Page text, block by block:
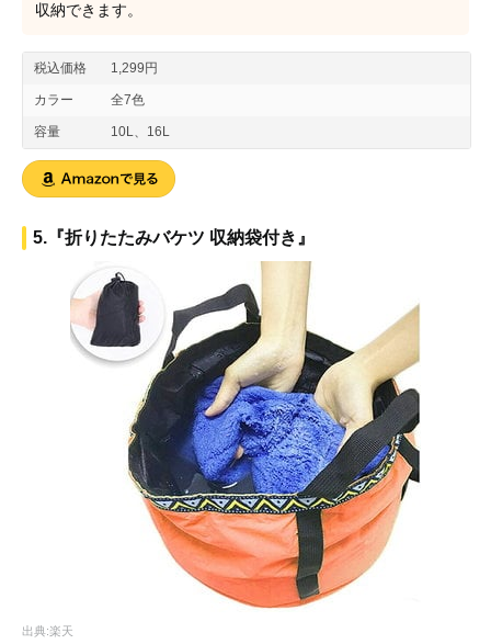
収納できます。
税込価格 1,299円
カラー 全7色
容量 10L、16L
5.『折りたたみバケツ 収納袋付き』
出典:楽天